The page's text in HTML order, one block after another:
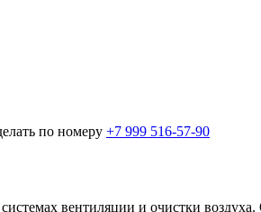
по номеру +7 999 516-57-90
вентиляции и очистки